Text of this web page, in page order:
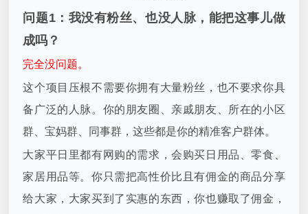
问题1：我没有粉丝、也没人脉，能把这事儿做
成吗？
完全没问题。
这个项目压根不需要你拥有大量粉丝，也不要求你具
备广泛的人脉。你的朋友圈、亲戚朋友、所在的小区
群、宝妈群、同事群，这些都是你的精准客户群体。
大家平日里都有网购的需求，会购买日用品、零食、
家居用品等。你只需把高性价比且有佣金的商品分享
给大家，大家买到了实惠的东西，你也赚取了佣金，